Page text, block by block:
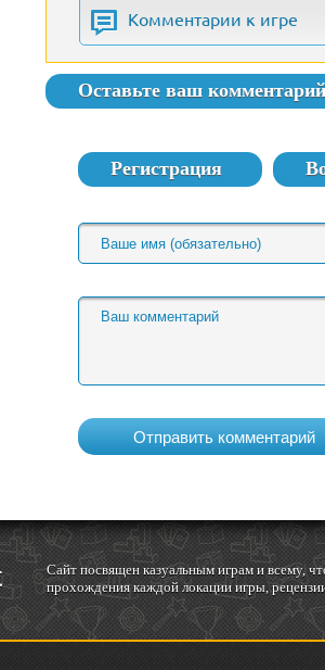
Комментарии к игре
Оставьте ваш комментарий
Регистрация
Cайт посвящен казуальным играм и всему,
прохождения каждой локации игры,